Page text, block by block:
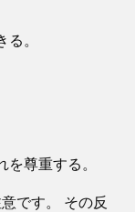
。
尊重する。
です。 その反